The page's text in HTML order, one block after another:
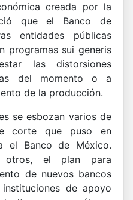
creada por la
que el Banco de
entidades públicas
programas sui generis
las distorsiones
del momento o a
de la producción.
se esbozan varios de
corte que puso en
el Banco de México.
otros, el plan para
de nuevos bancos
de apoyo